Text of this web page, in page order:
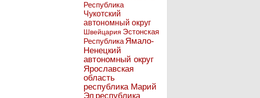
Республика
Чукотский
автономный округ
Швейцария Эстонская
Республика Ямало-
Ненецкий
автономный округ
Ярославская
область
республика Марий
Эл республика